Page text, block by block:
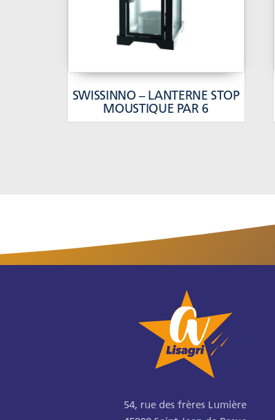
SWISSINNO – LANTERNE STOP
MOUSTIQUE PAR 6
54, rue des frères Lumière